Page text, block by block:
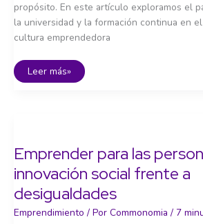
propósito. En este artículo exploramos el
la universidad y la formación continua en
cultura emprendedora
Formación
y
Leer más»
Emprender para las
innovación social frente a
desigualdades
Emprendimiento / Por Commonomia / 7